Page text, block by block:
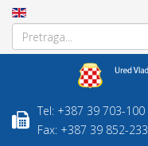
Tel: +387 39 703-100
Fax: +387 39 852-233